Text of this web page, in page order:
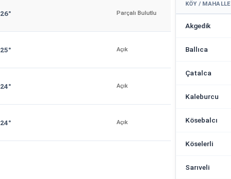
26° Parçalı Bulutlu
25° Açık
24° Açık
24° Açık
KÖY / MAHALLE
Akgedik
Ballıca
Çatalca
Kaleburcu
Kösebalcı
Köselerli
Sarıveli